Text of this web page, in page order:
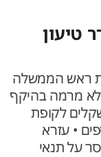
ראש הממשלה
מרמה בהיקף
45 אלף שקלים לקופת
• עזרא
על תנאי